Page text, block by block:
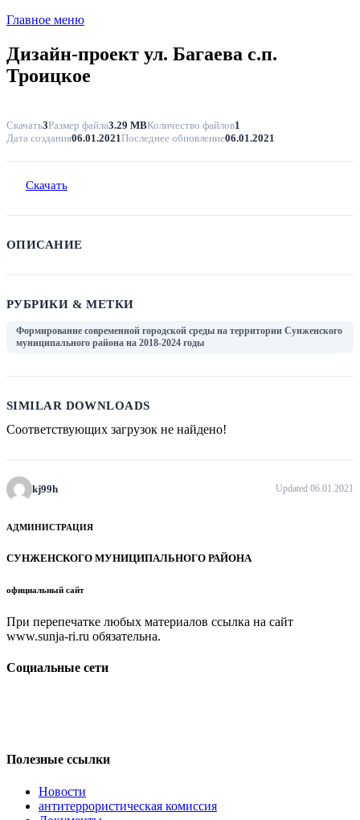
Главное меню
Дизайн-проект ул. Багаева с.п.
Троицкое
Скачать3Размер файла3.29 MBКоличество файлов1
Дата создания06.01.2021Последнее обновление06.01.2021
Скачать
ОПИСАНИЕ
РУБРИКИ & МЕТКИ
Формирование современной городской среды на территории Сунженского
муниципального района на 2018-2024 годы
SIMILAR DOWNLOADS
Соответствующих загрузок не найдено!
kj99h Updated 06.01.2021
АДМИНИСТРАЦИЯ
СУНЖЕНСКОГО МУНИЦИПАЛЬНОГО РАЙОНА
официальный сайт
При перепечатке любых материалов ссылка на сайт
www.sunja-ri.ru обязательна.
Социальные сети
Полезные ссылки
Новости
антитеррористическая комиссия